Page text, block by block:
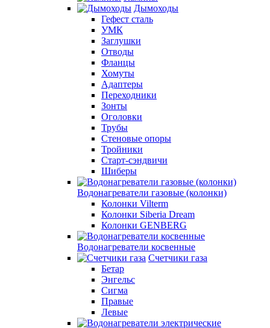
Дымоходы
Гефест сталь
УМК
Заглушки
Отводы
Фланцы
Хомуты
Адаптеры
Переходники
Зонты
Оголовки
Трубы
Стеновые опоры
Тройники
Старт-сэндвичи
Шиберы
Водонагреватели газовые (колонки)
Колонки Vilterm
Колонки Siberia Dream
Колонки GENBERG
Водонагреватели косвенные
Счетчики газа
Бетар
Энгельс
Сигма
Правые
Левые